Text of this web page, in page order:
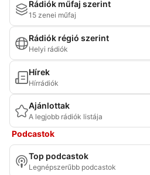
Rádiók műfaj szerint
15 zenei műfaj
Rádiók régió szerint
Helyi rádiók
Hírek
Hírrádiók
Ajánlottak
A legjobb rádiók listája
Podcastok
Top podcastok
Legnépszerűbb podcastok